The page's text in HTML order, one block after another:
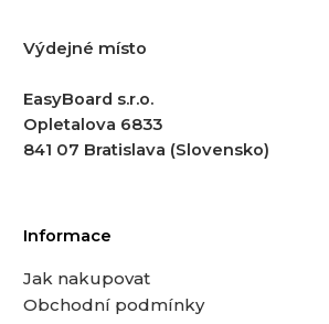
Výdejné místo
EasyBoard s.r.o.
Opletalova 6833
841 07 Bratislava (Slovensko)
Informace
Jak nakupovat
Obchodní podmínky